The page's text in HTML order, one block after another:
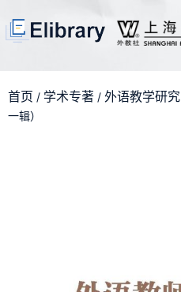
首页 / 学术专著 / 外语教学研究
一辑）